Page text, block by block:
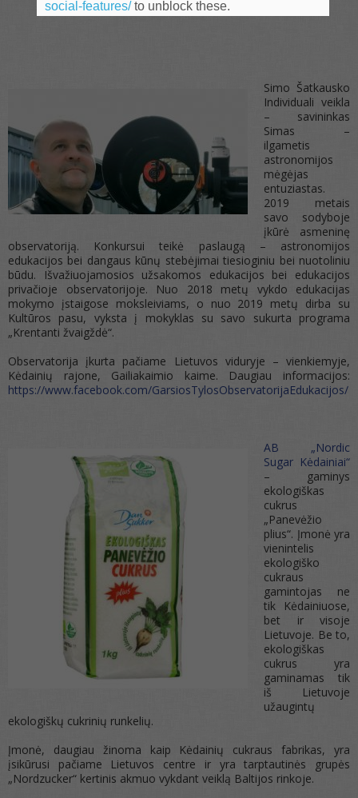
Simo Šatkausko
Individuali veikla
– savininkas
Simas –
ilgametis
astronomijos
mėgėjas
entuziastas.
2019 metais
savo sodyboje
įkūrė asmeninę
observatoriją. Konkursui teikė paslaugą – astronomijos
edukacijos bei dangaus kūnų stebėjimai tiesioginiu bei nuotoliniu
būdu. Išvažiuojamosios užsakomos edukacijos bei edukacijos
privačioje observatorijoje. Nuo 2018 metų vykdo edukacijas
mokymo įstaigose moksleiviams, o nuo 2019 metų dirba su
Kultūros pasu, vyksta į mokyklas su savo sukurta programa
„Krentanti žvaigždė“.
Observatorija įkurta pačiame Lietuvos viduryje – vienkiemyje,
Kėdainių rajone, Gailiakaimio kaime. Daugiau informacijos:
https://www.facebook.com/GarsiosTylosObservatorijaEdukacijos/
AB „Nordic
Sugar Kėdainiai“
– gaminys
ekologiškas
cukrus
„Panevėžio
plius“. Įmonė yra
vienintelis
ekologiško
cukraus
gamintojas ne
tik Kėdainiuose,
bet ir visoje
Lietuvoje. Be to,
ekologiškas
cukrus yra
gaminamas tik
iš Lietuvoje
užaugintų
ekologiškų cukrinių runkelių.
Įmonė, daugiau žinoma kaip Kėdainių cukraus fabrikas, yra
įsikūrusi pačiame Lietuvos centre ir yra tarptautinės grupės
„Nordzucker“ kertinis akmuo vykdant veiklą Baltijos rinkoje.
social-features/to unblock these.